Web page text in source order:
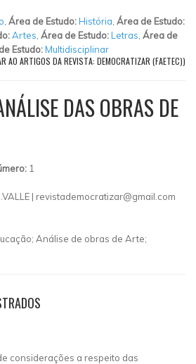
Área de Estudo:História Área de Estudo:
Artes Área de Estudo:Letras Área de
Estudo:Multidisciplinar
AO ARTIGOS DA REVISTA: DEMOCRATIZAR (FAETEC))
DAS OBRAS DE
1
| revistademocratizar@gmail.com
Análise de obras de Arte;
considerações a respeito das